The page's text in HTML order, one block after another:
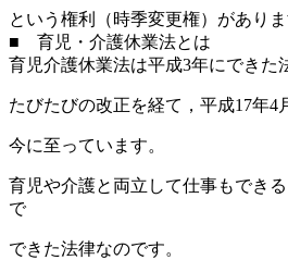
という権利（時季変更権）がありま
■ 育児・介護休業法とは
育児介護休業法は平成3年にできた
たびたびの改正を経て，平成17年4
今に至っています。
育児や介護と両立して仕事もでき
で
できた法律なのです。